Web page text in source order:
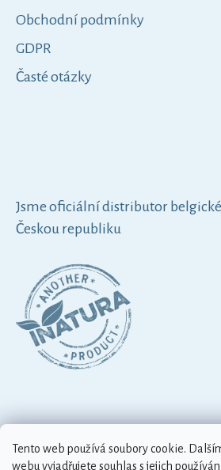
Tento web používá soubory cookie.
webu vyjadřujete souhlas s jejich
Obchodní podmínky
GDPR
Časté otázky
Jsme oficiální distributor
Českou republiku
Vytvořil